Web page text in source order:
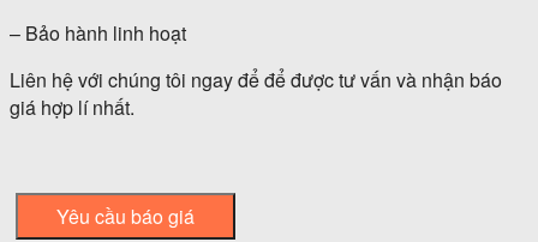
– Bảo hành linh hoạt
Liên hệ với chúng tôi ngay để để được tư vấn và nhận báo
giá hợp lí nhất.
Yêu cầu báo giá